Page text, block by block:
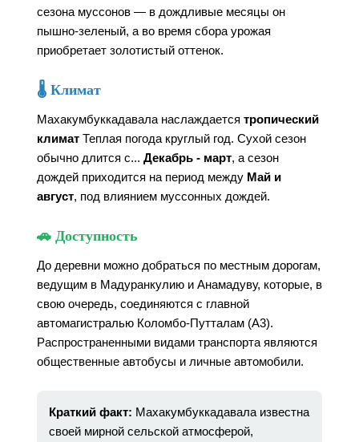
сезона муссонов — в дождливые месяцы он
пышно-зеленый, а во время сбора урожая
приобретает золотистый оттенок.
🌡️ Климат
Махакумбуккадавала наслаждается тропический
климат Теплая погода круглый год. Сухой сезон
обычно длится с... Декабрь - март, а сезон
дождей приходится на период между Май и
август, под влиянием муссонных дождей.
🚗 Доступность
До деревни можно добраться по местным дорогам,
ведущим в Мадуранкулию и Анамадуву, которые, в
свою очередь, соединяются с главной
автомагистралью Коломбо-Путталам (A3).
Распространенными видами транспорта являются
общественные автобусы и личные автомобили.
Краткий факт: Махакумбуккадавала известна
своей мирной сельской атмосферой,